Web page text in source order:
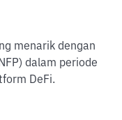
menarik dengan
dalam periode
DeFi.